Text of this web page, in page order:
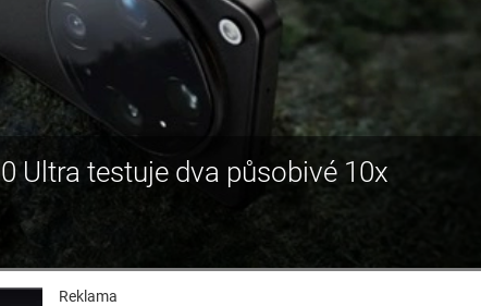
Ultra testuje dva působivé 10x
Reklama